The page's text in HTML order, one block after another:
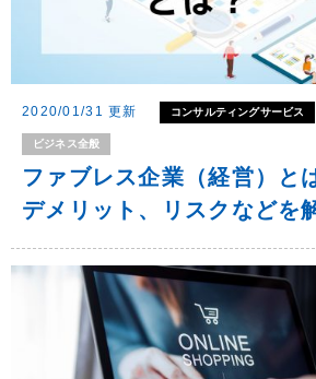
2020/01/31 更新 コンサルティングサービス
ビジネス全般
ファブレス企業（経営）と
デメリット、リスクなどを